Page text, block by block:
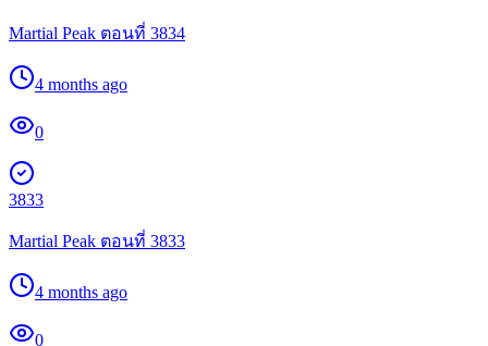
Martial Peak ตอนที่ 3834
4 months ago
0
3833
Martial Peak ตอนที่ 3833
4 months ago
0